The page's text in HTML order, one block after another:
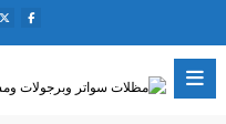
المحتوى